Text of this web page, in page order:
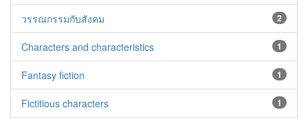
2
วรรณกรรมกับสังคม
1
Characters and characteristics
1
Fantasy fiction
1
Fictitious characters